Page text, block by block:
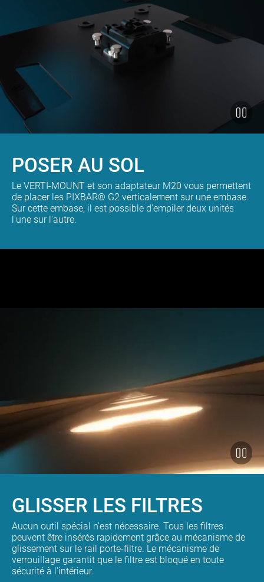
POSER AU SOL
Le VERTI-MOUNT et son adaptateur M20 vous permettent
de placer les PIXBAR® G2 verticalement sur une embase.
Sur cette embase, il est possible d'empiler deux unités
l'une sur l'autre.
GLISSER LES FILTRES
Aucun outil spécial n'est nécessaire. Tous les filtres
peuvent être insérés rapidement grâce au mécanisme de
glissement sur le rail porte-filtre. Le mécanisme de
verrouillage garantit que le filtre est bloqué en toute
sécurité à l'intérieur.